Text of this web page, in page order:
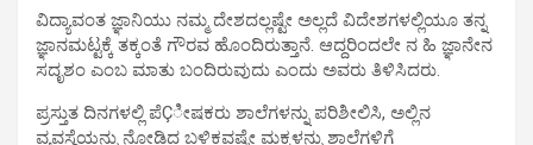
ವಿದ್ಯಾವಂತ ಜ್ಞಾನಿಯು ನಮ್ಮ ದೇಶದಲ್ಲಷ್ಟೇ ಅಲ್ಲದೆ ವಿದೇಶಗಳಲ್ಲಿಯೂ ತನ್ನ
ಜ್ಞಾನಮಟ್ಟಕ್ಕೆ ತಕ್ಕಂತೆ ಗೌರವ ಹೊಂದಿರುತ್ತಾನೆ. ಆದ್ದರಿಂದಲೇ ನ ಹಿ ಜ್ಞಾನೇನ
ಸದೃಶಂ ಎಂಬ ಮಾತು ಬಂದಿರುವುದು ಎಂದು ಅವರು ತಿಳಿಸಿದರು.
ಪ್ರಸ್ತುತ ದಿನಗಳಲ್ಲಿ ಪೆÇೀಷಕರು ಶಾಲೆಗಳನ್ನು ಪರಿಶೀಲಿಸಿ, ಅಲ್ಲಿನ
ವ್ಯವಸ್ಥೆಯನ್ನು ನೋಡಿದ ಬಳಿಕವಷ್ಟೇ ಮಕ್ಕಳನ್ನು ಶಾಲೆಗಳಿಗೆ